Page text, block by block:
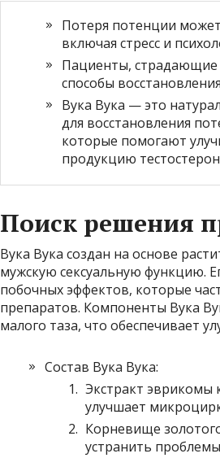
Потеря потенции
включая стресс и
Пациенты,
способы
Вука Вука — это
для восстановления
которые помогают
продукцию
Поиск решения
Вука Вука создан на основе
мужскую сексуальную функцию.
побочных эффектов, которые
препаратов. Компоненты Вука
малого таза, что обеспечивает
Состав Вука Вука:
Экстракт эврикомы
улучшает
Корневище
устранить